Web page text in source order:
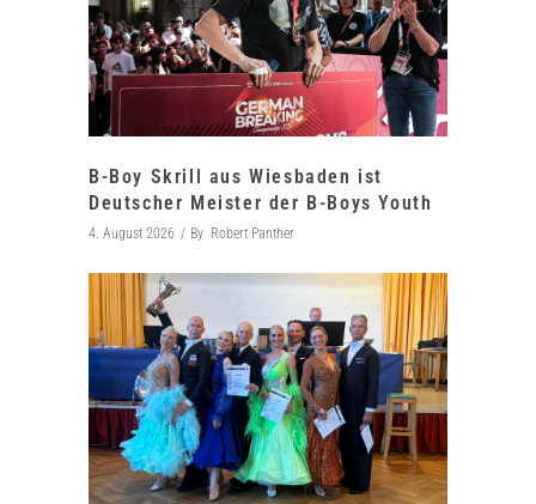
B-Boy Skrill aus Wiesbaden ist
Deutscher Meister der B-Boys Youth
4. August 2026 By Robert Panther